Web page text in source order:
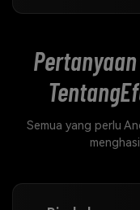
Tentang
Semua yang perlu